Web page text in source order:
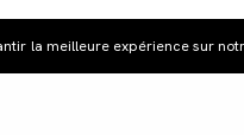
à la
newsletter
la meilleure expérience sur